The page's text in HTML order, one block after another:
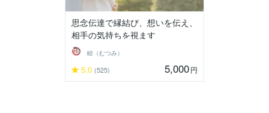
思念伝達で縁結び、想いを伝え、
相手の気持ちを視ます
睦（むつみ）
5.0 (525) 5,000円